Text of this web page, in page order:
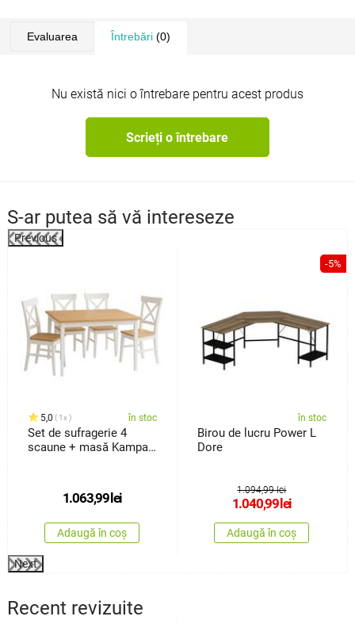
Evaluarea Întrebări(0)
Nu există nici o întrebare pentru acest produs
Scrieți o întrebare
S-ar putea să vă intereseze
Previous
5,0 1x în stoc
Set de sufragerie 4
scaune + masă Kampali,
1.063,99 lei
Adaugă în coș
-5%
în stoc
Birou de lucru Power L
Dore
1.094,99 lei
1.040,99 lei
Adaugă în coș
Next
Recent revizuite